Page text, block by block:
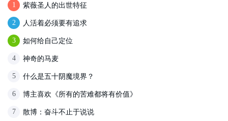
1 紫薇圣人的出世特征
2 人活着必须要有追求
3 如何给自己定位
4 神奇的马麦
5 什么是五十阴魔境界？
6 博主喜欢《所有的苦难都将有价值》
7 散博：奋斗不止于说说